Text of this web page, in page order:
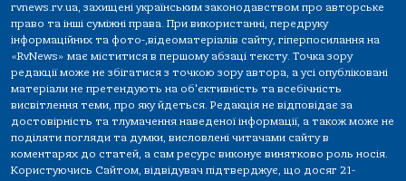
rvnews.rv.ua, захищені українським законодавством про авторське
право та інші суміжні права. При використанні, передруку
інформаційних та фото-,відеоматеріалів сайту, гіперпосилання на
«RvNews» має міститися в першому абзаці тексту. Точка зору
редакції може не збігатися з точкою зору автора, а усі опубліковані
матеріали не претендують на об'єктивність та всебічність
висвітлення теми, про яку йдеться. Редакція не відповідає за
достовірність та тлумачення наведеної інформації, а також може не
поділяти погляди та думки, висловлені читачами сайту в
коментарях до статей, а сам ресурс виконує винятково роль носія.
Користуючись Сайтом, відвідувач підтверджує, що досяг 21-